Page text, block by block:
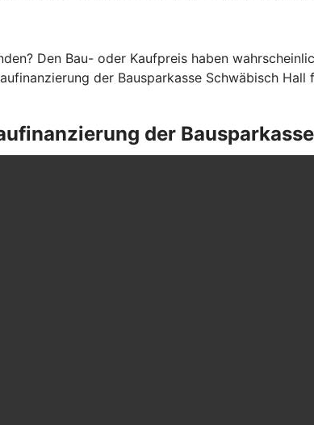
Den Bau- oder Kaufpreis haben
der Bausparkasse Schwäbisch
der